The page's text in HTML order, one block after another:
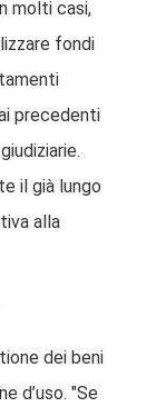
molti casi,
fondi
precedenti
il già lungo
alla
dei beni
d’uso. "Se